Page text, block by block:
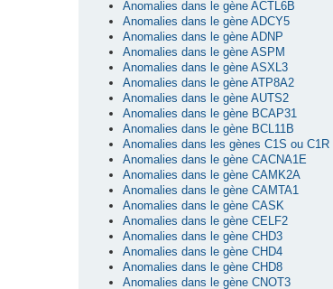
Anomalies dans le gène ACTL6B
Anomalies dans le gène ADCY5
Anomalies dans le gène ADNP
Anomalies dans le gène ASPM
Anomalies dans le gène ASXL3
Anomalies dans le gène ATP8A2
Anomalies dans le gène AUTS2
Anomalies dans le gène BCAP31
Anomalies dans le gène BCL11B
Anomalies dans les gènes C1S ou C1R
Anomalies dans le gène CACNA1E
Anomalies dans le gène CAMK2A
Anomalies dans le gène CAMTA1
Anomalies dans le gène CASK
Anomalies dans le gène CELF2
Anomalies dans le gène CHD3
Anomalies dans le gène CHD4
Anomalies dans le gène CHD8
Anomalies dans le gène CNOT3